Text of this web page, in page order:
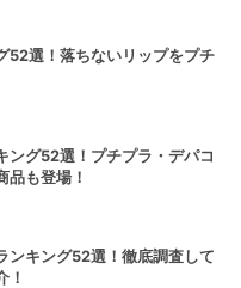
52選！落ちないリップをプチ
ング52選！プチプラ・デパコ
品も登場！
ンキング52選！徹底調査して
！